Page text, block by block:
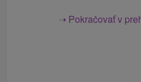
➝ Pokračovať v